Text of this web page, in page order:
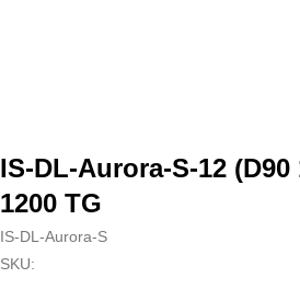
IS-DL-Aurora-S-12 (D90
1200 TG
IS-DL-Aurora-S
SKU: